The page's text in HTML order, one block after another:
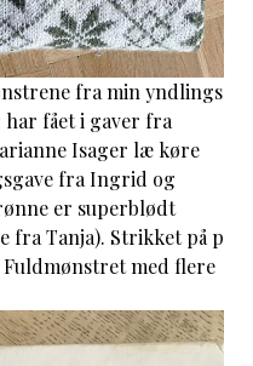
fra min yndlings
fået i gaver fra
Isager læ køre
fra Ingrid og
er superblødt
fra Tanja). Strikket på p
Fuldmønstret med flere